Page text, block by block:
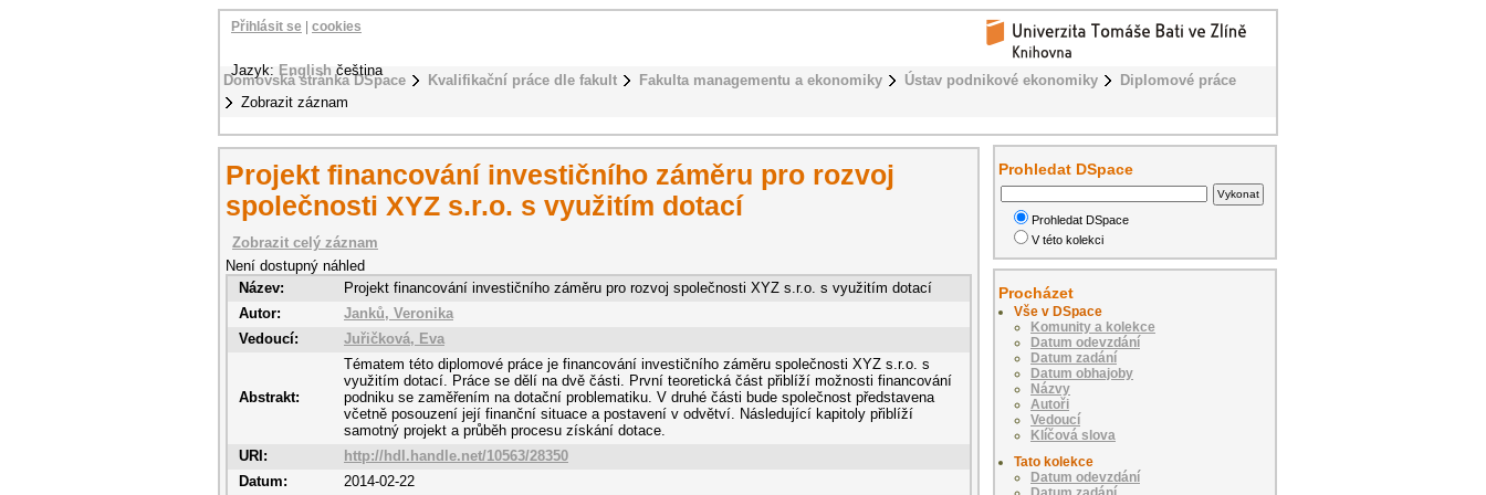
Domovská stránka DSpace Kvalifikační práce dle fakult Fakulta managementu a ekonomiky Ústav podnikové ekonomiky
Diplomové práce
Zobrazit záznam
Přihlásit se cookies
Jazyk: English čeština
Projekt financování investičního záměru pro rozvoj
společnosti XYZ s.r.o. s využitím dotací
Zobrazit celý záznam
Není dostupný náhled
Název:
Projekt financování investičního záměru pro rozvoj společnosti XYZ s.r.o. s využitím dotací
Autor:
Janků, Veronika
Vedoucí:
Juřičková, Eva
Abstrakt:
Tématem této diplomové práce je financování investičního záměru společnosti XYZ s.r.o. s
využitím dotací. Práce se dělí na dvě části. První teoretická část přiblíží možnosti financování
podniku se zaměřením na dotační problematiku. V druhé části bude společnost představena
včetně posouzení její finanční situace a postavení v odvětví. Následující kapitoly přiblíží
samotný projekt a průběh procesu získání dotace.
URI:
http://hdl.handle.net/10563/28350
Datum:
2014-02-22
Prohledat DSpace
Prohledat DSpace
V této kolekci
Procházet
Vše v DSpace
Komunity a kolekce
Datum odevzdání
Datum zadání
Datum obhajoby
Názvy
Autoři
Vedoucí
Klíčová slova
Tato kolekce
Datum odevzdání